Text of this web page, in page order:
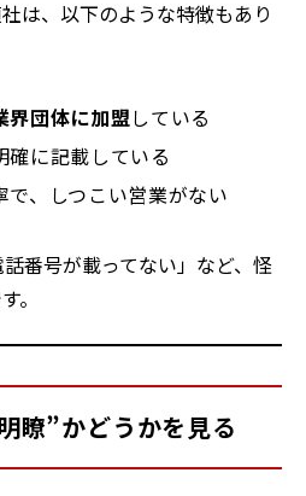
は、以下のような特徴もあり
界団体に加盟している
に記載している
、しつこい営業がない
話番号が載ってない」など、怪
。
瞭”かどうかを見る